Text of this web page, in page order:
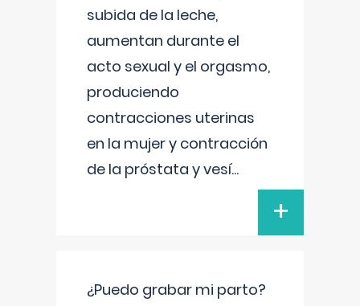
subida de la leche,
aumentan durante el
acto sexual y el orgasmo,
produciendo
contracciones uterinas
en la mujer y contracción
de la próstata y vesí...
+
¿Puedo grabar mi parto?